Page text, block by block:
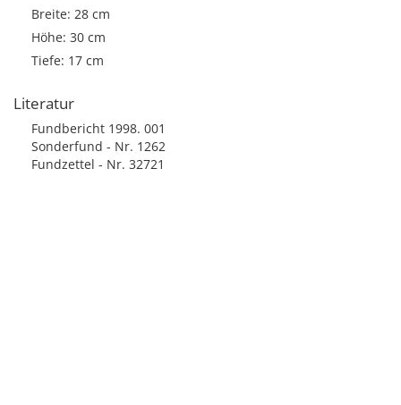
Breite: 28 cm
Höhe: 30 cm
Tiefe: 17 cm
Literatur
Fundbericht 1998. 001
Sonderfund - Nr. 1262
Fundzettel - Nr. 32721